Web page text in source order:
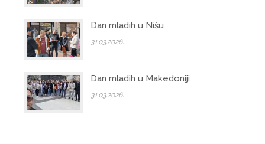
Dan mladih u Nišu
31.03.2026.
Dan mladih u Makedoniji
31.03.2026.